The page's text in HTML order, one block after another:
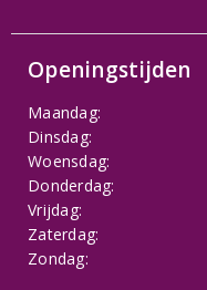
Openingstijden
Maandag:
Dinsdag:
Woensdag:
Donderdag:
Vrijdag:
Zaterdag:
Zondag: